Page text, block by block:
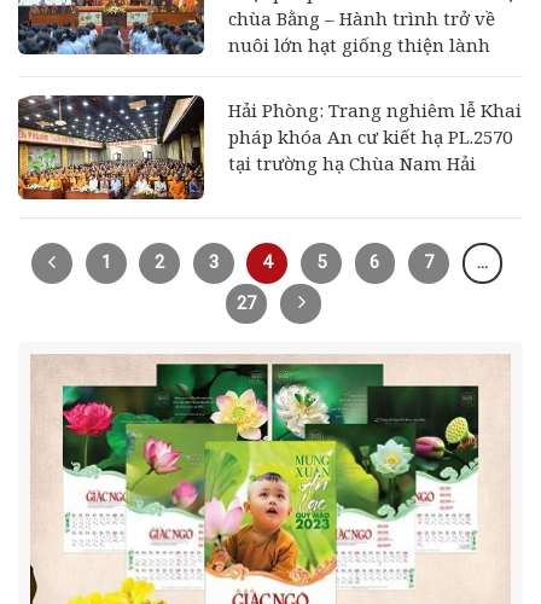
chùa Bằng – Hành trình trở về
nuôi lớn hạt giống thiện lành
Hải Phòng: Trang nghiêm lễ Khai
pháp khóa An cư kiết hạ PL.2570
tại trường hạ Chùa Nam Hải
1 2 3 4 5 6 7
…
27